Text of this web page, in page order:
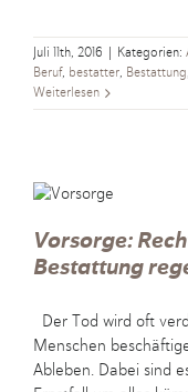
Juli 11th, 2016 Kategorien:
Beruf, bestatter, Bestattung
Weiterlesen
Vorsorge:
Bestattung
Der Tod wird oft
Menschen
Ableben. Dabei sind